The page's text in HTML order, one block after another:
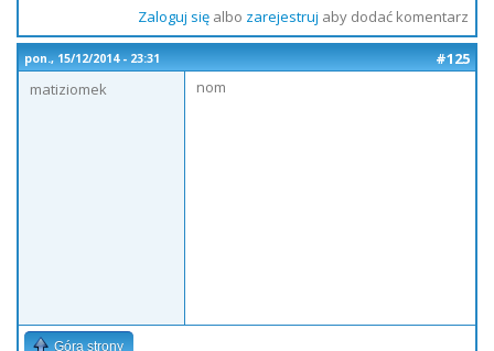
Zaloguj sięalbo zarejestruj aby dodać komentarz
pon., 15/12/2014 - 23:31
#125
matiziomek
nom
Góra strony